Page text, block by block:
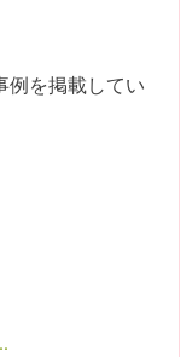
例を掲載してい